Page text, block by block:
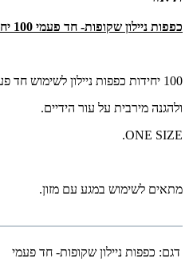
כפפות ניילון שקופות- חד פעמי 100 יח
100 יחידות כפפות ניילון לשימוש חד פעמי,
ולהגנה מירבית על עור הידיים.
ONE SIZE.
מתאים לשימוש במגע עם מזון.
דגם: כפפות ניילון שקופות- חד פעמי